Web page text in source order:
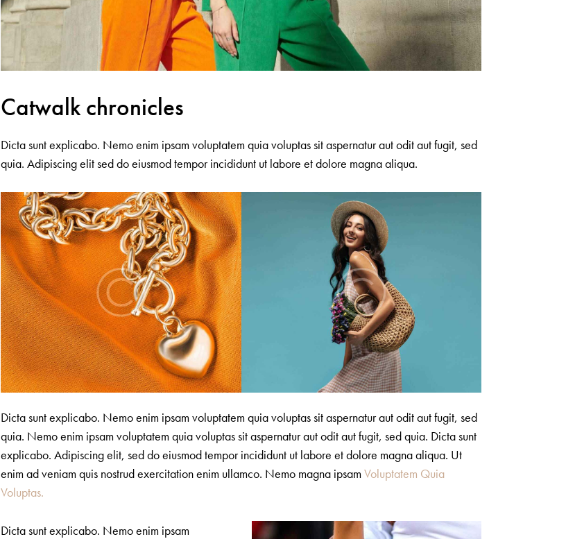
Catwalk chronicles
Dicta sunt explicabo. Nemo enim ipsam voluptatem quia voluptas sit aspernatur aut odit aut fugit, sed
quia. Adipiscing elit sed do eiusmod tempor incididunt ut labore et dolore magna aliqua.
Dicta sunt explicabo. Nemo enim ipsam voluptatem quia voluptas sit aspernatur aut odit aut fugit, sed
quia. Nemo enim ipsam voluptatem quia voluptas sit aspernatur aut odit aut fugit, sed quia. Dicta sunt
explicabo. Adipiscing elit, sed do eiusmod tempor incididunt ut labore et dolore magna aliqua. Ut
enim ad veniam quis nostrud exercitation enim ullamco. Nemo magna ipsamVoluptatem Quia
Voluptas.
Dicta sunt explicabo. Nemo enim ipsam